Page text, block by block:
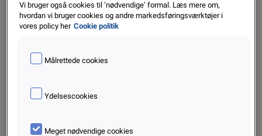
Rapporter & Whitepapers
Flere i RKI: Øgede udgifter presser danskere
Vi bruger også cookies til ‘nødvendige’ formal. Læs mere om,
hvordan vi bruger cookies og andre markedsføringsværktøjer i
vores policy her Cookie politik
Målrettede cookies
Ydelsescookies
Meget nødvendige cookies